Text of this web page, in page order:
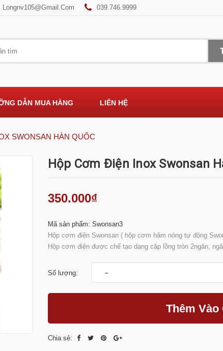
Longnv105@gmail.com 039.746.9999
DẪN MUA HÀNG LIÊN HỆ
SWONSAN HÀN QUỐC
Hộp Cơm Điện Inox Swonsan
350.000₫
Mã sản phẩm: Swonsan3
Hộp cơm điện Swonsan ( hộp cơm hâm nóng tự động
Hộp cơm điện được chế tạo dạng cặp lồng tròn 2ngăn,
Số lượng: -
Thêm Vào
Chia sẻ: